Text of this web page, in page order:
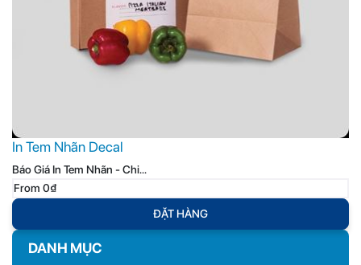
DANH MỤC
In Tem Nhãn Decal
Báo Giá In Tem Nhãn - Chi...
From 0₫
ĐẶT HÀNG